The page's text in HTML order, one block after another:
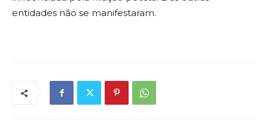
entidades não se manifestaram.